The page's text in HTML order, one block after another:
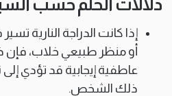
دلالات الحلم حسب
إذا كانت الدراجة النارية
أو منظر طبيعي خلاب، فإن
عاطفية إيجابية قد تؤدي إلى
ذلك الشخص.